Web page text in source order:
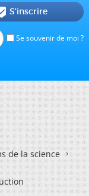
Se souvenir de moi ?
S'inscrire
de la science